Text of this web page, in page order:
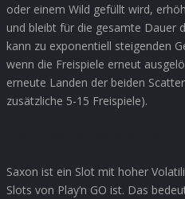
oder einem Wild gefüllt wird,
und bleibt für die gesamte Dauer
kann zu exponentiell steigenden
wenn die Freispiele erneut
erneute Landen der beiden
zusätzliche 5-15 Freispiele).
Saxon ist ein Slot mit hoher
Slots von Play’n GO ist. Das